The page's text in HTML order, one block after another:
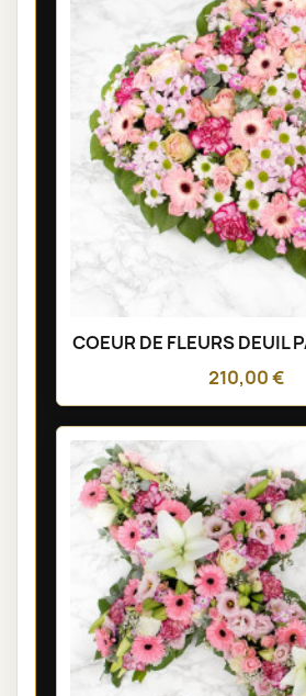
COEUR DE FLEURS DEUIL
210,00 €